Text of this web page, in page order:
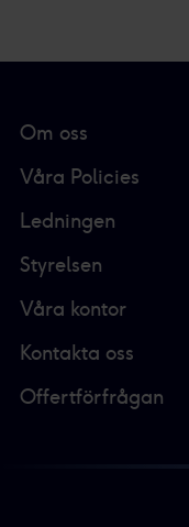
Om oss
Våra Policies
Ledningen
Styrelsen
Våra kontor
Kontakta oss
Offertförfrågan